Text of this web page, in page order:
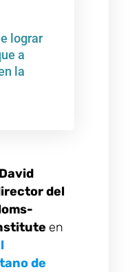
lograr
a
la
del
en
de